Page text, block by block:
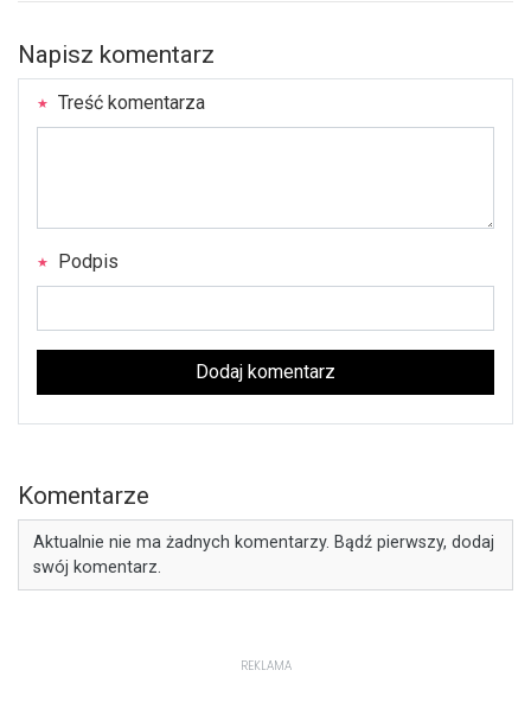
Napisz komentarz
Treść komentarza
Podpis
Dodaj komentarz
Komentarze
Aktualnie nie ma żadnych komentarzy. Bądź pierwszy, dodaj
swój komentarz.
REKLAMA